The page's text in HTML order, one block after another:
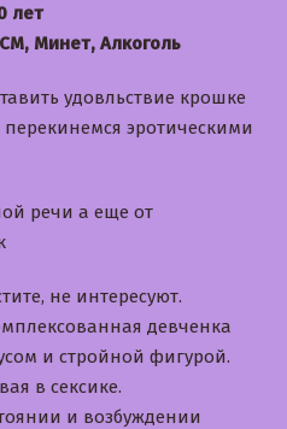
лет
Минет, Алкоголь
удовльствие крошке
эротическими
речи а еще от
не интересуют.
девченка
и стройной фигурой.
в сексике.
и возбуждении